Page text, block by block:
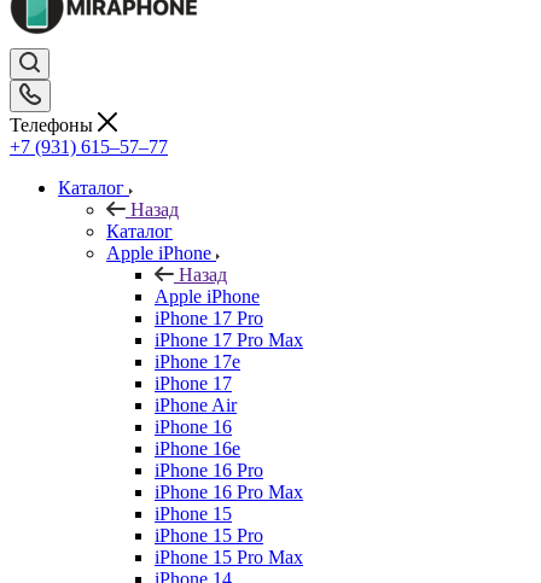
Телефоны
+7 (931) 615‒57‒77
Каталог
Назад
Каталог
Apple iPhone
Назад
Apple iPhone
iPhone 17 Pro
iPhone 17 Pro Max
iPhone 17e
iPhone 17
iPhone Air
iPhone 16
iPhone 16e
iPhone 16 Pro
iPhone 16 Pro Max
iPhone 15
iPhone 15 Pro
iPhone 15 Pro Max
iPhone 14